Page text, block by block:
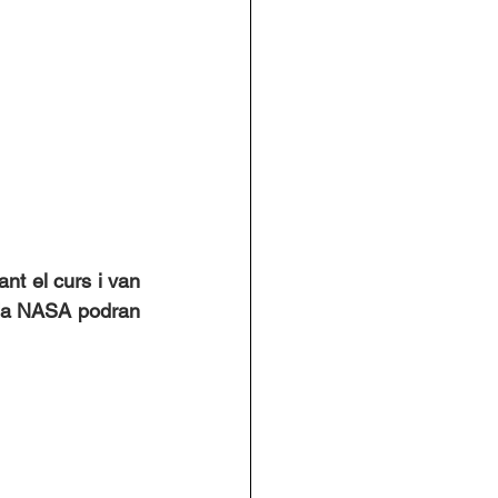
el curs i van
NASA podran